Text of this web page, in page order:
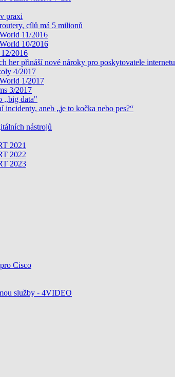
praxi
cílů má 5 milionů
11/2016
10/2016
2016
her přináší nové nároky pro poskytovatele internetu
4/2017
1/2017
3/2017
,,big data"
incidenty, aneb „je to kočka nebo pes?“
nástrojů
2021
2022
2023
Cisco
služby - 4VIDEO